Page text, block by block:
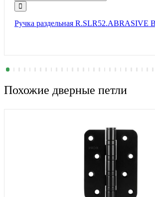
Ручка раздельная R.SLR52.ABRASIVE
Похожие дверные петли